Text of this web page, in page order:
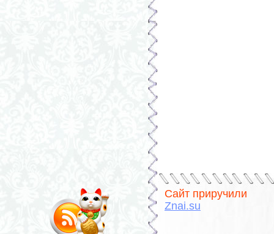
Сайт приручили
Znai.su